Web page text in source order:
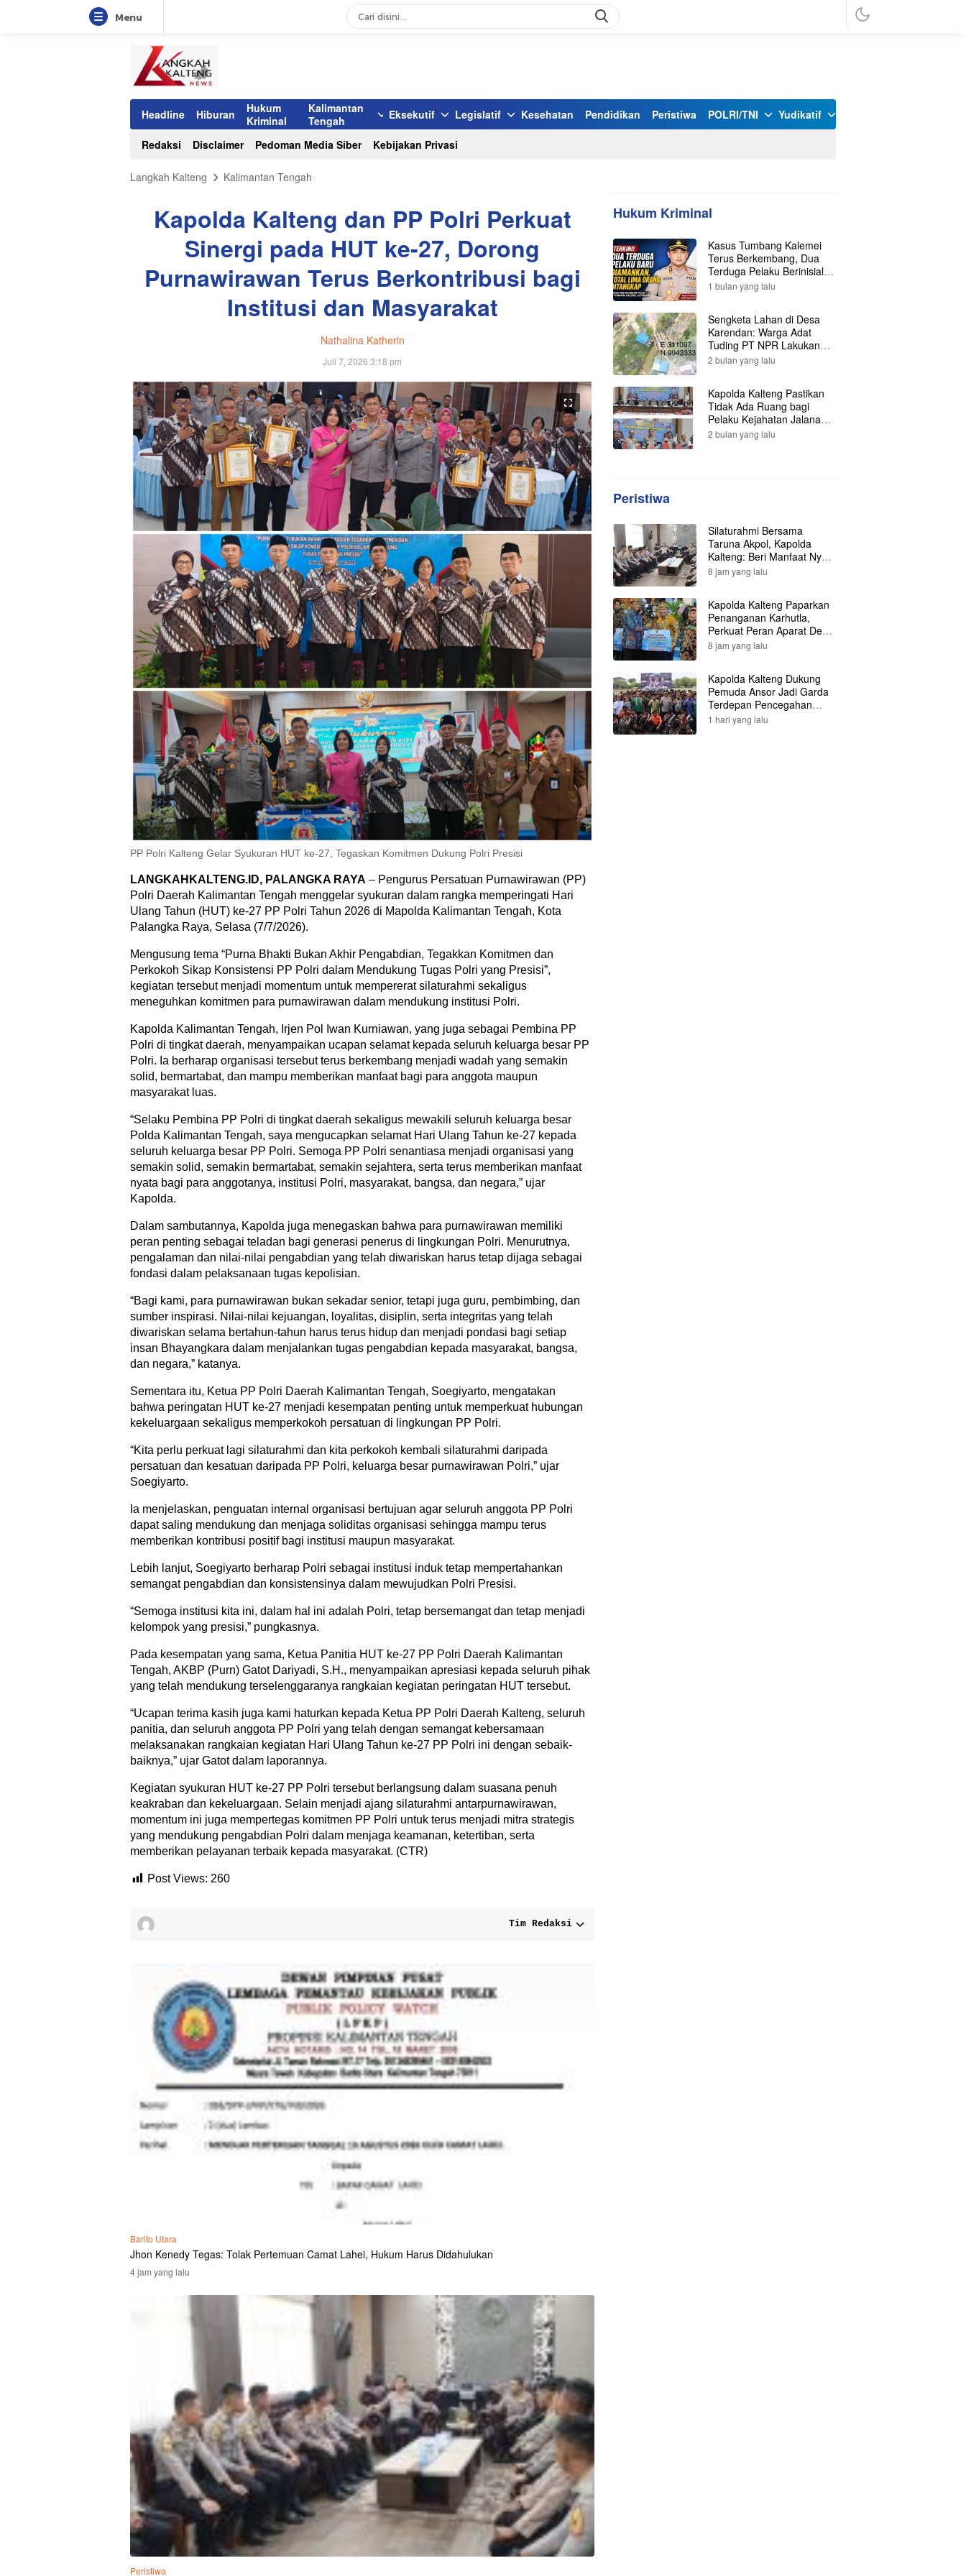
Menu
Headline Hiburan
Hukum
Kriminal
Kalimantan
Tengah
Eksekutif Legislatif Kesehatan Pendidikan Peristiwa POLRI/TNI Yudikatif
Redaksi Disclaimer Pedoman Media Siber Kebijakan Privasi
Langkah Kalteng Kalimantan Tengah
Kapolda Kalteng dan PP Polri Perkuat
Sinergi pada HUT ke-27, Dorong
Purnawirawan Terus Berkontribusi bagi
Institusi dan Masyarakat
Nathalina Katherin
Juli 7, 2026 3:18 pm
PP Polri Kalteng Gelar Syukuran HUT ke-27, Tegaskan Komitmen Dukung Polri Presisi
LANGKAHKALTENG.ID, PALANGKA RAYA – Pengurus Persatuan Purnawirawan (PP)
Polri Daerah Kalimantan Tengah menggelar syukuran dalam rangka memperingati Hari
Ulang Tahun (HUT) ke-27 PP Polri Tahun 2026 di Mapolda Kalimantan Tengah, Kota
Palangka Raya, Selasa (7/7/2026).
Mengusung tema “Purna Bhakti Bukan Akhir Pengabdian, Tegakkan Komitmen dan
Perkokoh Sikap Konsistensi PP Polri dalam Mendukung Tugas Polri yang Presisi”,
kegiatan tersebut menjadi momentum untuk mempererat silaturahmi sekaligus
meneguhkan komitmen para purnawirawan dalam mendukung institusi Polri.
Kapolda Kalimantan Tengah, Irjen Pol Iwan Kurniawan, yang juga sebagai Pembina PP
Polri di tingkat daerah, menyampaikan ucapan selamat kepada seluruh keluarga besar PP
Polri. Ia berharap organisasi tersebut terus berkembang menjadi wadah yang semakin
solid, bermartabat, dan mampu memberikan manfaat bagi para anggota maupun
masyarakat luas.
“Selaku Pembina PP Polri di tingkat daerah sekaligus mewakili seluruh keluarga besar
Polda Kalimantan Tengah, saya mengucapkan selamat Hari Ulang Tahun ke-27 kepada
seluruh keluarga besar PP Polri. Semoga PP Polri senantiasa menjadi organisasi yang
semakin solid, semakin bermartabat, semakin sejahtera, serta terus memberikan manfaat
nyata bagi para anggotanya, institusi Polri, masyarakat, bangsa, dan negara,” ujar
Kapolda.
Dalam sambutannya, Kapolda juga menegaskan bahwa para purnawirawan memiliki
peran penting sebagai teladan bagi generasi penerus di lingkungan Polri. Menurutnya,
pengalaman dan nilai-nilai pengabdian yang telah diwariskan harus tetap dijaga sebagai
fondasi dalam pelaksanaan tugas kepolisian.
“Bagi kami, para purnawirawan bukan sekadar senior, tetapi juga guru, pembimbing, dan
sumber inspirasi. Nilai-nilai kejuangan, loyalitas, disiplin, serta integritas yang telah
diwariskan selama bertahun-tahun harus terus hidup dan menjadi pondasi bagi setiap
insan Bhayangkara dalam menjalankan tugas pengabdian kepada masyarakat, bangsa,
dan negara,” katanya.
Sementara itu, Ketua PP Polri Daerah Kalimantan Tengah, Soegiyarto, mengatakan
bahwa peringatan HUT ke-27 menjadi kesempatan penting untuk memperkuat hubungan
kekeluargaan sekaligus memperkokoh persatuan di lingkungan PP Polri.
“Kita perlu perkuat lagi silaturahmi dan kita perkokoh kembali silaturahmi daripada
persatuan dan kesatuan daripada PP Polri, keluarga besar purnawirawan Polri,” ujar
Soegiyarto.
Ia menjelaskan, penguatan internal organisasi bertujuan agar seluruh anggota PP Polri
dapat saling mendukung dan menjaga soliditas organisasi sehingga mampu terus
memberikan kontribusi positif bagi institusi maupun masyarakat.
Lebih lanjut, Soegiyarto berharap Polri sebagai institusi induk tetap mempertahankan
semangat pengabdian dan konsistensinya dalam mewujudkan Polri Presisi.
“Semoga institusi kita ini, dalam hal ini adalah Polri, tetap bersemangat dan tetap menjadi
kelompok yang presisi,” pungkasnya.
Pada kesempatan yang sama, Ketua Panitia HUT ke-27 PP Polri Daerah Kalimantan
Tengah, AKBP (Purn) Gatot Dariyadi, S.H., menyampaikan apresiasi kepada seluruh pihak
yang telah mendukung terselenggaranya rangkaian kegiatan peringatan HUT tersebut.
“Ucapan terima kasih juga kami haturkan kepada Ketua PP Polri Daerah Kalteng, seluruh
panitia, dan seluruh anggota PP Polri yang telah dengan semangat kebersamaan
melaksanakan rangkaian kegiatan Hari Ulang Tahun ke-27 PP Polri ini dengan sebaik-
baiknya,” ujar Gatot dalam laporannya.
Kegiatan syukuran HUT ke-27 PP Polri tersebut berlangsung dalam suasana penuh
keakraban dan kekeluargaan. Selain menjadi ajang silaturahmi antarpurnawirawan,
momentum ini juga mempertegas komitmen PP Polri untuk terus menjadi mitra strategis
yang mendukung pengabdian Polri dalam menjaga keamanan, ketertiban, serta
memberikan pelayanan terbaik kepada masyarakat. (CTR)
Post Views: 260
Tim Redaksi
Barito Utara
Jhon Kenedy Tegas: Tolak Pertemuan Camat Lahei, Hukum Harus Didahulukan
4 jam yang lalu
Peristiwa
Hukum Kriminal
Kasus Tumbang Kalemei
Terus Berkembang, Dua
Terduga Pelaku Berinisial Y
dan L Ditangkap, Total Lima
1 bulan yang lalu
Sengketa Lahan di Desa
Karendan: Warga Adat
Tuding PT NPR Lakukan
Pengrusakan, Minta
2 bulan yang lalu
Kapolda Kalteng Pastikan
Tidak Ada Ruang bagi
Pelaku Kejahatan Jalanan,
121 Kasus Terungkap dan
2 bulan yang lalu
Peristiwa
Silaturahmi Bersama
Taruna Akpol, Kapolda
Kalteng: Beri Manfaat Nyata
dan Inspiratif Bagi Siswa di
8 jam yang lalu
Kapolda Kalteng Paparkan
Penanganan Karhutla,
Perkuat Peran Aparat Desa
dalam Pencegahan
8 jam yang lalu
Kapolda Kalteng Dukung
Pemuda Ansor Jadi Garda
Terdepan Pencegahan
Karhutla
1 hari yang lalu